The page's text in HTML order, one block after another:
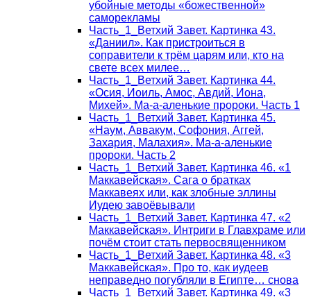
убойные методы «божественной»
саморекламы
Часть_1_Ветхий Завет. Картинка 43.
«Даниил». Как пристроиться в
соправители к трём царям или, кто на
свете всех милее…
Часть_1_Ветхий Завет. Картинка 44.
«Осия, Иоиль, Амос, Авдий, Иона,
Михей». Ма-а-аленькие пророки. Часть 1
Часть_1_Ветхий Завет. Картинка 45.
«Наум, Аввакум, Софония, Аггей,
Захария, Малахия». Ма-а-аленькие
пророки. Часть 2
Часть_1_Ветхий Завет. Картинка 46. «1
Маккавейская». Сага о братках
Маккавеях или, как злобные эллины
Иудею завоёвывали
Часть_1_Ветхий Завет. Картинка 47. «2
Маккавейская». Интриги в Главхраме или
почём стоит стать первосвященником
Часть_1_Ветхий Завет. Картинка 48. «3
Маккавейская». Про то, как иудеев
неправедно погубляли в Египте… снова
Часть_1_Ветхий Завет. Картинка 49. «3